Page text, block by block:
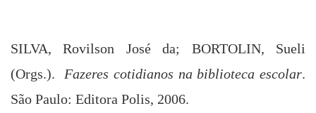
SILVA,Rovilson Joséda; BORTOLIN, Sueli
(Orgs.).
Fazeres cotidianos na biblioteca escolar.
São Paulo: Editora Polis, 2006.